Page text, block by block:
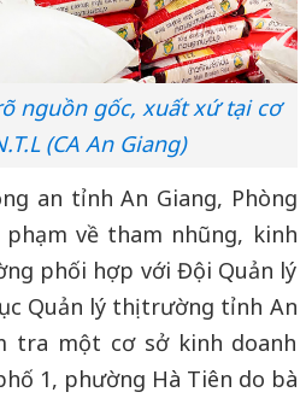
nguồn gốc, xuất xứ tại cơ
(CA An Giang)
an tỉnh An Giang, Phòng
về tham nhũng, kinh
phối hợp với Đội Quản lý
Quản lý thị trường tỉnh An
tra một cơ sở kinh doanh
1, phường Hà Tiên do bà